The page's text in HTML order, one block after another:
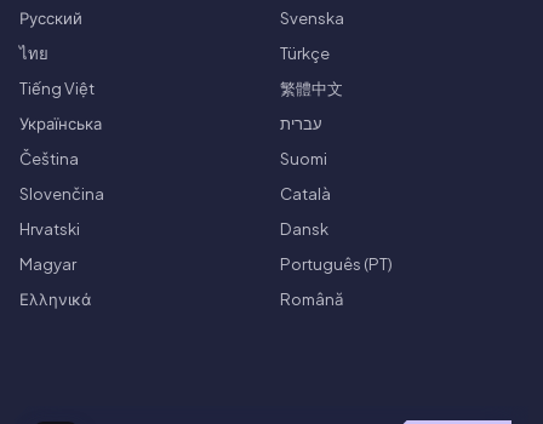
Русский
Svenska
ไทย
Türkçe
Tiếng Việt
繁體中文
Українська
עברית
Čeština
Suomi
Slovenčina
Català
Hrvatski
Dansk
Magyar
Português (PT)
Ελληνικά
Română